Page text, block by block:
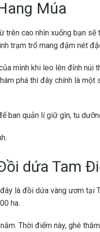
Múa
trên cao nhìn xuống bạn
trạm trổ mang đậm nét
mình khi leo lên đỉnh núi
phá thì đây chính là một
ban quản lí giữ gìn, tu
dứa Tam
là đồi dứa vàng ươm tại
ha.
Thời điểm này, ghé